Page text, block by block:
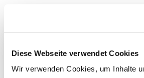
Diese Webseite verwendet Cookies
Wir verwenden Cookies, um Inhalte